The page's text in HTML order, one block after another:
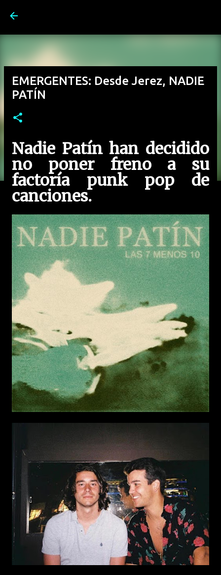
EMERGENTES: Desde Jerez, NADIE
PATÍN
Nadie Patín han decidido
no poner freno a su
factoría punk pop de
canciones.